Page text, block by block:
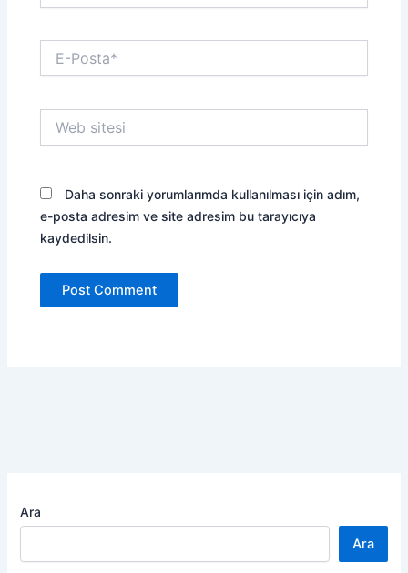
Posta*
sitesi
Daha sonraki yorumlarımda kullanılması için adım,
e-posta adresim ve site adresim bu tarayıcıya
kaydedilsin.
Ara
Ara